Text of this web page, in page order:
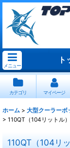
メニュー
カテゴリ マイページ
ホーム > 大型クーラーボ
> 110QT（104リットル
110QT（104リ